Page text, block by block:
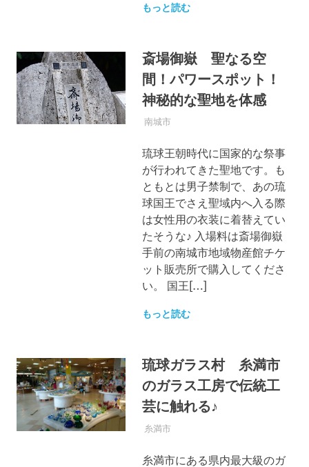
もっと読む
斎場御嶽 聖なる空
間！パワースポット！
神秘的な聖地を体感
2017年6月14日
OKINAWASPOT
南城市
琉球王朝時代に国家的な祭事
が行われてきた聖地です。も
ともとは男子禁制で、あの琉
球国王でさえ聖域内へ入る際
は女性用の衣装に着替えてい
たそうな♪ 入場料は斎場御嶽
手前の南城市地域物産館チケ
ット販売所で購入してくださ
い。 国王[…]
もっと読む
琉球ガラス村 糸満市
のガラス工房で伝統工
芸に触れる♪
2017年6月14日
OKINAWASPOT
糸満市
糸満市にある県内最大級のガ